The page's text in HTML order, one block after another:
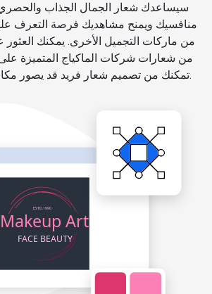
سيساعدك شعار الجمال الجذاب
منافسيك ويمنح مشاهديك فرصة التعرف
من ماركات التجميل الأخرى. يمكنك
من شعارات شركات الماكياج المتميزة
تمكنك من تصميم شعار فريد قد يصور مكانة علامتك التجارية.